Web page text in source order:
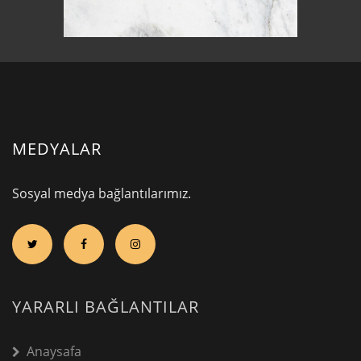
MEDYALAR
Sosyal medya bağlantılarımız.
YARARLI BAĞLANTILAR
Anaysafa